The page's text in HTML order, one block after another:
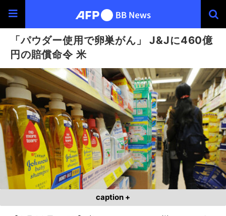
「パウダー使用で卵巣がん」 J&Jに460億
円の賠償命令 米
caption +